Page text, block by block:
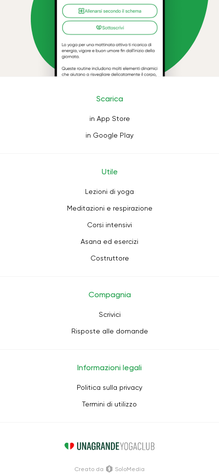
Scarica
in App Store
in Google Play
Utile
Lezioni di yoga
Meditazioni e respirazione
Corsi intensivi
Asana ed esercizi
Costruttore
Compagnia
Scrivici
Risposte alle domande
Informazioni legali
Politica sulla privacy
Termini di utilizzo
Creato da SoloMedia